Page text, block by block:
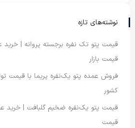
نوشته‌های تازه
قیمت پتو تک نفره برجسته پروانه | خرید
قیمت بازار
فروش عمده پتو یک‌نفره پریما با قیمت
کشور
قیمت پتو یک‌نفره ضخیم گلبافت | خرید
قیمت